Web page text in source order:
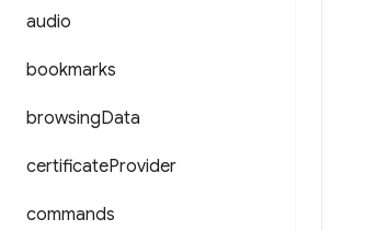
audio
bookmarks
browsingData
certificateProvider
commands